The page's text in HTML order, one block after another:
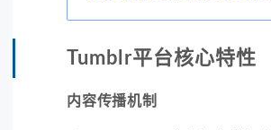
Tumblr平台核心特性
内容传播机制